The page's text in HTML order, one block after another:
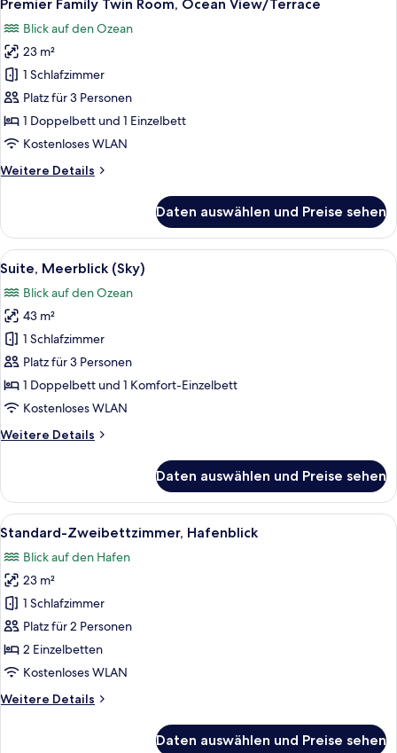
Fotos
für
Premier
Family
Twin
Room,
Ocean
anzeigen
Premier Family Twin Room, Ocean View/Terrace
Blick auf den Ozean
23 m²
1 Schlafzimmer
Platz für 3 Personen
1 Doppelbett und 1 Einzelbett
Kostenloses WLAN
Weitere Details
Weitere
Family
Twin
Room,
View/Terrace
Daten auswählen und Preise sehen
Alle
Fotos
für
Suite,
Meerblick
(Sky)
anzeigen
Ein Hotelzimmer mit Sofa,
8
Suite, Meerblick (Sky)
Blick auf den Ozean
43 m²
1 Schlafzimmer
Platz für 3 Personen
1 Doppelbett und 1 Komfort-Einzelbett
Kostenloses WLAN
Weitere Details
Weitere
Meerblick
(Sky)
Daten auswählen und Preise sehen
Alle
Fotos
für
Standard-
Zweibettzimmer,
Hafenblick
anzeigen
Ein Hotelzimmer mit zwei Betten,
9
Standard-Zweibettzimmer, Hafenblick
Blick auf den Hafen
23 m²
1 Schlafzimmer
Platz für 2 Personen
2 Einzelbetten
Kostenloses WLAN
Weitere Details
Weitere
Daten auswählen und Preise sehen